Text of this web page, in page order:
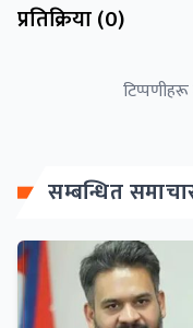
प्रतिक्रिया (0)
सम्बन्धित